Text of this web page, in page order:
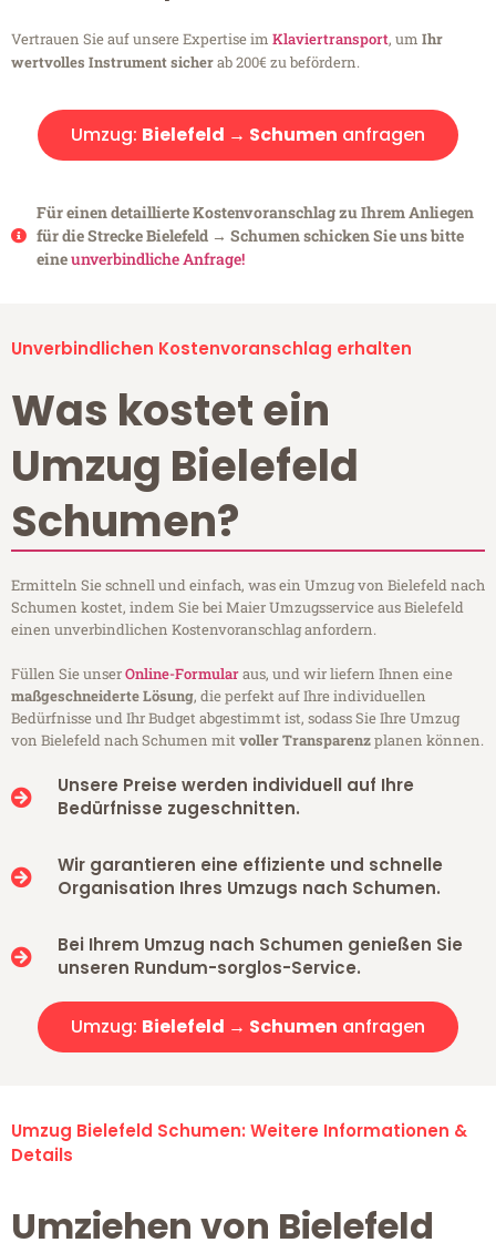
Vertrauen Sie auf unsere Expertise im Klaviertransport, um Ihr
wertvolles Instrument sicherab 200€ zu befördern.
Umzug: Bielefeld → Schumen anfragen
Für einen detaillierte Kostenvoranschlag zu Ihrem Anliegen
für die Strecke Bielefeld → Schumen schicken Sie uns bitte
eineunverbindliche Anfrage!
Unverbindlichen Kostenvoranschlag erhalten
Was kostet ein
Umzug Bielefeld
Schumen?
Ermitteln Sie schnell und einfach, was ein Umzug von Bielefeld nach
Schumen kostet, indem Sie bei Maier Umzugsservice aus Bielefeld
einen unverbindlichen Kostenvoranschlag anfordern.
Füllen Sie unserOnline-Formularaus, und wir liefern Ihnen eine
maßgeschneiderte Lösung, die perfekt auf Ihre individuellen
Bedürfnisse und Ihr Budget abgestimmt ist, sodass Sie Ihre Umzug
von Bielefeld nach Schumen mitvoller Transparenzplanen können.
Unsere Preise werden individuell auf Ihre
Bedürfnisse zugeschnitten.
Wir garantieren eine effiziente und schnelle
Organisation Ihres Umzugs nach Schumen.
Bei Ihrem Umzug nach Schumen genießen Sie
unseren Rundum-sorglos-Service.
Umzug: Bielefeld → Schumen anfragen
Umzug Bielefeld Schumen: Weitere Informationen &
Details
Umziehen von Bielefeld